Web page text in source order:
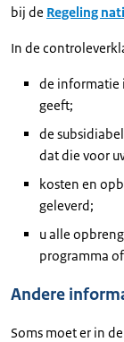
bij de Regeling
In de
de informatie
geeft;
de
dat die voor
kosten en
geleverd;
u alle
programma
Andere
Soms moet er in